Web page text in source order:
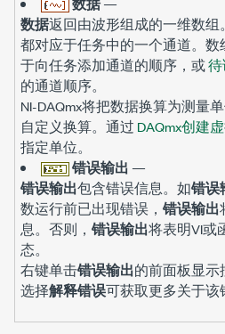
数据返回由波形组成的一维数
都对应于任务中的一个通道。
于向任务添加通道的顺序，或
的通道顺序。
NI-DAQmx将把数据换算为测量
自定义换算。通过 DAQmx创建
指定单位。
错误输出 —
错误输出包含错误信息。如错误
数运行前已出现错误， 错误输出
息。否则， 错误输出将表明VI或
态。
右键单击错误输出的前面板显示
选择解释错误可获取更多关于该